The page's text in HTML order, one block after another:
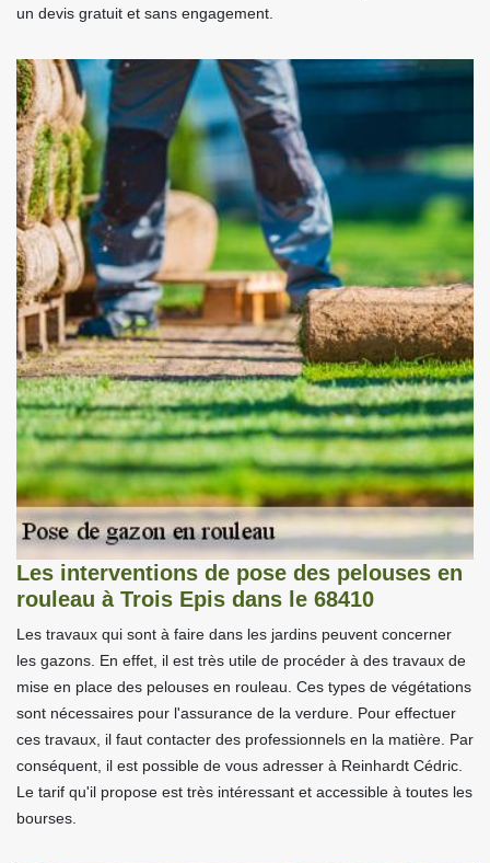
un devis gratuit et sans engagement.
Les interventions de pose des pelouses en
rouleau à Trois Epis dans le 68410
Les travaux qui sont à faire dans les jardins peuvent concerner
les gazons. En effet, il est très utile de procéder à des travaux de
mise en place des pelouses en rouleau. Ces types de végétations
sont nécessaires pour l'assurance de la verdure. Pour effectuer
ces travaux, il faut contacter des professionnels en la matière. Par
conséquent, il est possible de vous adresser à Reinhardt Cédric.
Le tarif qu'il propose est très intéressant et accessible à toutes les
bourses.